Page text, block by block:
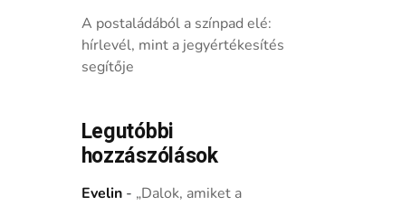
A postaládából a színpad elé:
hírlevél, mint a jegyértékesítés
segítője
Legutóbbi
hozzászólások
Evelin- „Dalok, amiket a